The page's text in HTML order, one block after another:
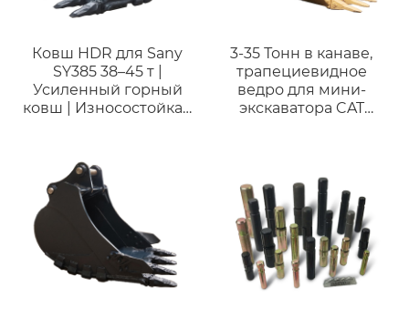
Ковш HDR для Sany
SY385 38–45 т |
Усиленный горный
ковш | Износостойкая
3-35 Тонн в канаве,
трапециевидное
ведро для мини-
экскаватора CAT